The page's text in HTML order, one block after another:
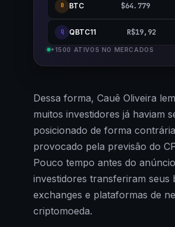
B BTC $64.779
Q QBTC11 R$19,92
+1500 ATIVOS NO MERCADOS
Dessa forma, Cauê Oliveira
muitos investidores já haviam
posicionado de forma
provocado pela previsão do
Pouco tempo antes do
investidores transferiram seus
exchanges e plataformas de
criptomoeda.